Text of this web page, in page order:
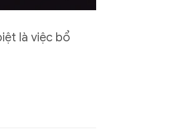
là việc bổ